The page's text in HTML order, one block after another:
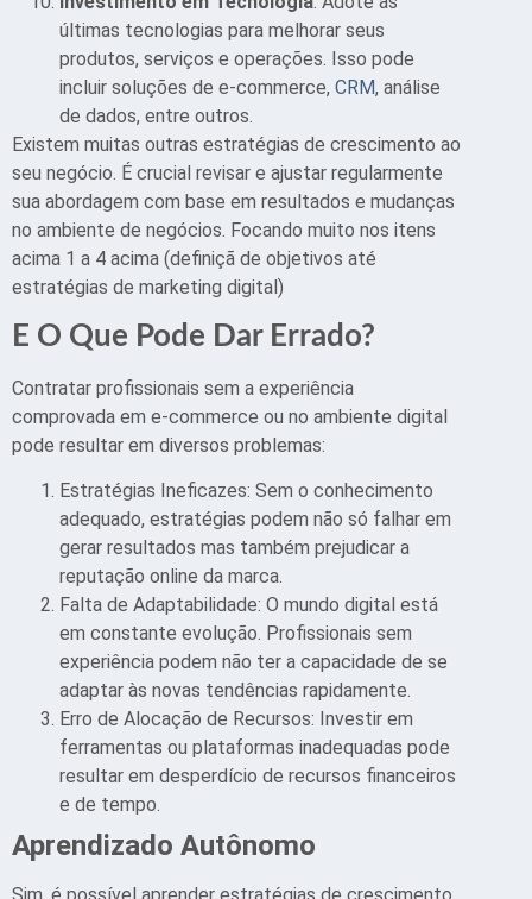
últimas tecnologias para melhorar seus
produtos, serviços e operações. Isso pode
incluir soluções de e-commerce, CRM, análise
de dados, entre outros.
Existem muitas outras estratégias de crescimento ao
seu negócio. É crucial revisar e ajustar regularmente
sua abordagem com base em resultados e mudanças
no ambiente de negócios. Focando muito nos itens
acima 1 a 4 acima (definiçã de objetivos até
estratégias de marketing digital)
E O Que Pode Dar Errado?
Contratar profissionais sem a experiência
comprovada em e-commerce ou no ambiente digital
pode resultar em diversos problemas:
Estratégias Ineficazes: Sem o conhecimento
adequado, estratégias podem não só falhar em
gerar resultados mas também prejudicar a
reputação online da marca.
Falta de Adaptabilidade: O mundo digital está
em constante evolução. Profissionais sem
experiência podem não ter a capacidade de se
adaptar às novas tendências rapidamente.
Erro de Alocação de Recursos: Investir em
ferramentas ou plataformas inadequadas pode
resultar em desperdício de recursos financeiros
e de tempo.
Aprendizado Autônomo